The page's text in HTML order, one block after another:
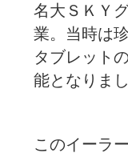
名大ＳＫＹ
業。当時は
タブレット
能となりま
このイーラ